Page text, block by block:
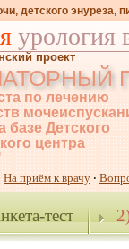
детского энуреза,
я урология
проект
по лечению
базе Детского
центра
На приём к врачу ·
тест